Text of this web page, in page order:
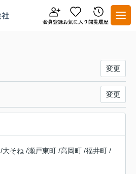
変更
変更
/大そね /瀬戸東町 /高岡町 /福井町 /